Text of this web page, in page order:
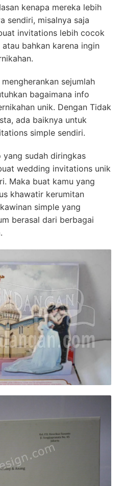
kenapa mereka lebih
sendiri, misalnya saja
invitations lebih cocok
bahkan karena ingin
sejumlah
bagaimana info
unik. Dengan Tidak
ada baiknya untuk
simple sendiri.
sudah diringkas
wedding invitations unik
Maka buat kamu yang
khawatir kerumitan
simple yang
berasal dari berbagai